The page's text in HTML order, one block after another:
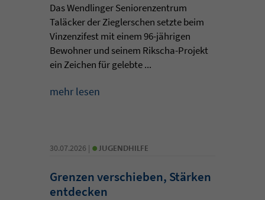
Das Wendlinger Seniorenzentrum
Taläcker der Zieglerschen setzte beim
Vinzenzifest mit einem 96-jährigen
Bewohner und seinem Rikscha-Projekt
ein Zeichen für gelebte ...
mehr lesen
30.07.2026 | • JUGENDHILFE
Grenzen verschieben, Stärken
entdecken